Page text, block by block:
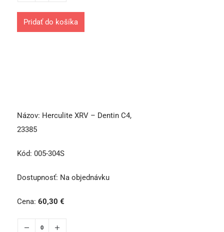
Pridať do košíka
Názov: Herculite XRV – Dentin C4,
23385
Kód: 005-304S
Dostupnosť: Na objednávku
Cena: 60,30 €